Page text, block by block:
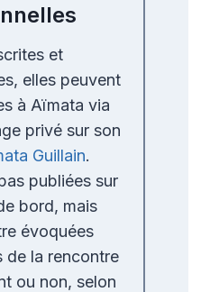
et
elles peuvent
à Aïmata via
privé sur son
Guillain.
publiées sur
bord, mais
évoquées
de la rencontre
ou non, selon